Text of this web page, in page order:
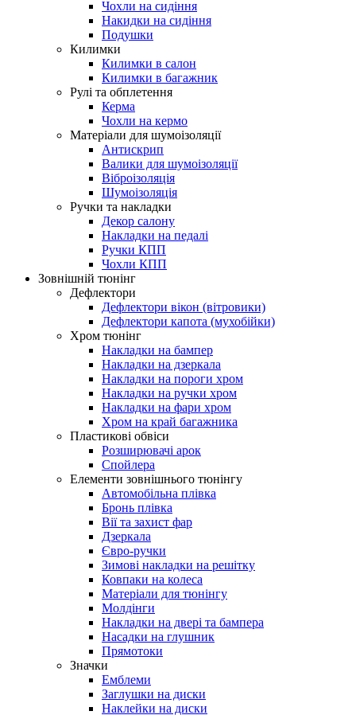
Чохли на сидіння
Накидки на сидіння
Подушки
Килимки
Килимки в салон
Килимки в багажник
Рулі та обплетення
Керма
Чохли на кермо
Матеріали для шумоізоляції
Антискрип
Валики для шумоізоляції
Віброізоляція
Шумоізоляція
Ручки та накладки
Декор салону
Накладки на педалі
Ручки КПП
Чохли КПП
Зовнішній тюнінг
Дефлектори
Дефлектори вікон (вітровики)
Дефлектори капота (мухобійки)
Хром тюнінг
Накладки на бампер
Накладки на дзеркала
Накладки на пороги хром
Накладки на ручки хром
Накладки на фари хром
Хром на край багажника
Пластикові обвіси
Розширювачі арок
Спойлера
Елементи зовнішнього тюнінгу
Автомобільна плівка
Бронь плівка
Вії та захист фар
Дзеркала
Євро-ручки
Зимові накладки на решітку
Ковпаки на колеса
Матеріали для тюнінгу
Молдінги
Накладки на двері та бампера
Насадки на глушник
Прямотоки
Значки
Емблеми
Заглушки на диски
Наклейки на диски